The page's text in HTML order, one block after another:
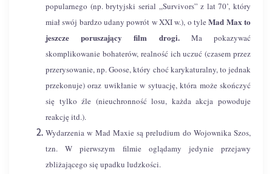
popularnego (np. brytyjski serial „Survivors” z lat 70’, który
miał swój bardzo udany powrót w XXI w.), o tyleMad Max to
jeszcze poruszający film drogi.Ma pokazywać
skomplikowanie bohaterów, realność ich uczuć (czasem przez
przerysowanie, np. Goose, który choć karykaturalny, to jednak
przekonuje) oraz uwikłanie w sytuację, która może skończyć
się tylko źle (nieuchronność losu, każda akcja powoduje
reakcję itd.).
Wydarzenia w Mad Maxie są preludium do Wojownika Szos,
tzn. W pierwszym filmie oglądamy jedynie przejawy
zbliżającego się upadku ludzkości.